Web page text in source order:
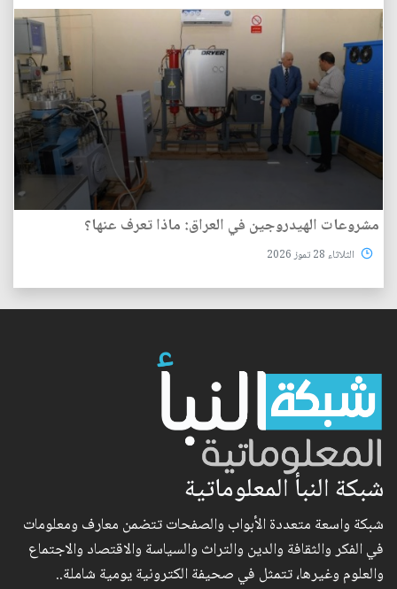
مشروعات الهيدروجين في العراق: ماذا تعرف عنها؟
الثلاثاء 28 تموز 2026
شبكة النبأ المعلوماتية
شبكة واسعة متعددة الأبواب والصفحات تتضمن معارف ومعلومات
في الفكر والثقافة والدين والتراث والسياسة والاقتصاد والاجتماع
والعلوم وغيرها، تتمثل في صحيفة الكترونية يومية شاملة..